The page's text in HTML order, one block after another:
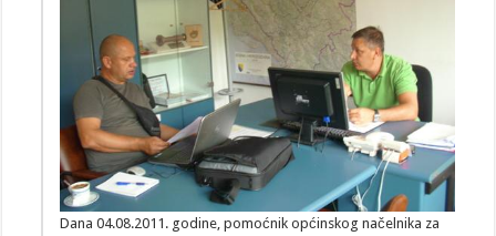
Dana 04.08.2011. godine, pomoćnik općinskog načelnika za